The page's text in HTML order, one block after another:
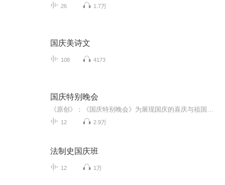
26 1.7万
国庆美诗文
108 4173
国庆特别晚会
12 2.9万
法制史国庆班
12 1万